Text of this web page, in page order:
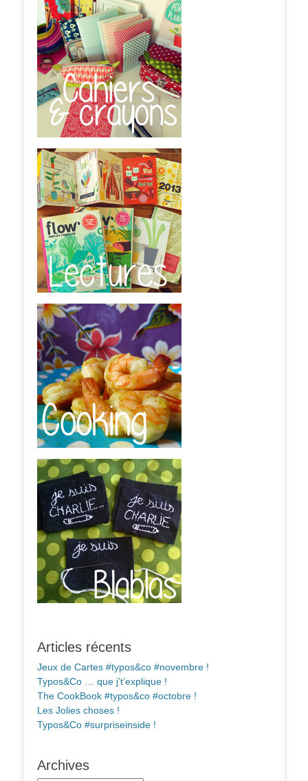
Articles récents
Jeux de Cartes #typos&co #novembre !
Typos&Co … que j’t’explique !
The CookBook #typos&co #octobre !
Les Jolies choses !
Typos&Co #surpriseinside !
Archives